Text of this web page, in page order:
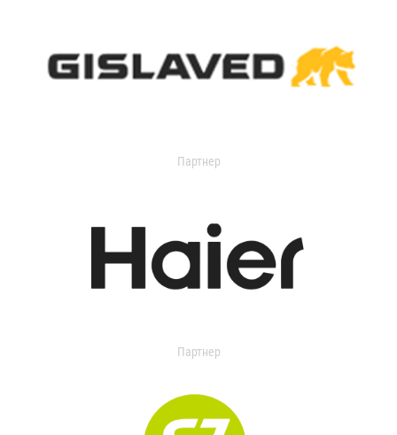
Партнер
Партнер